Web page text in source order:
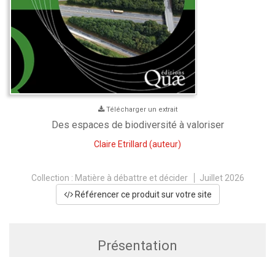
Télécharger un extrait
Des espaces de biodiversité à valoriser
Claire Etrillard (auteur)
Collection : Matière à débattre et décider
Juillet 2026
Référencer ce produit sur votre site
Présentation